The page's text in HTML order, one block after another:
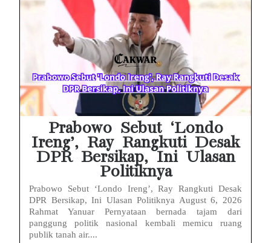
HP Huawei Cepat Panas? Ini Penyebab Utama dan Cara Mengatasinya
HP Realme Kena Air Tidak Bisa Dicas? Jangan Langsung Charge, Ini Solusinya
Eks Jampidsus Febrie Adriansyah Tersangka Korupsi Asabri Tapi Masih Terima Gaji: Mengapa Begitu?
Prabowo Sebut ‘Londo
Ireng’, Ray Rangkuti Desak
DPR Bersikap, Ini Ulasan
Politiknya
Prabowo Sebut ‘Londo Ireng’, Ray Rangkuti Desak
DPR Bersikap, Ini Ulasan Politiknya August 6, 2026
Rahmat Yanuar Pernyataan bernada tajam dari
panggung politik nasional kembali memicu ruang
publik tanah air....